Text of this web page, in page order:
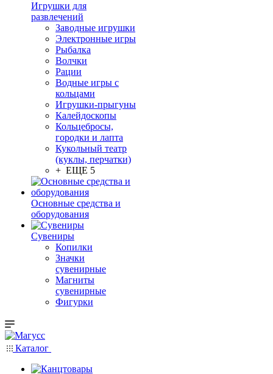
Игрушки для
развлечений
Заводные игрушки
Электронные игры
Рыбалка
Волчки
Рации
Водные игры с
кольцами
Игрушки-прыгуны
Калейдоскопы
Кольцебросы,
городки и лапта
Кукольный театр
(куклы, перчатки)
+ ЕЩЕ 5
Основные средства и
оборудования
Сувениры
Копилки
Значки
сувенирные
Магниты
сувенирные
Фигурки
Каталог